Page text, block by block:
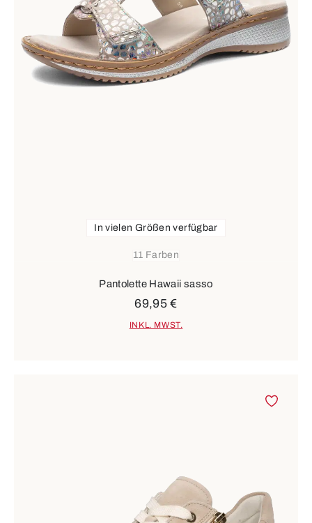
11 Farben
In vielen Größen verfügbar
Pantolette Hawaii sasso
69,95 €
INKL. MWST.